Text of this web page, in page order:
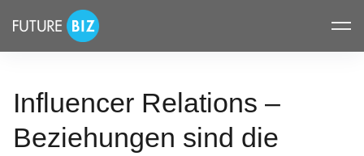
überspringen
FUTUREBIZ
Influencer Relations –
Beziehungen sind die